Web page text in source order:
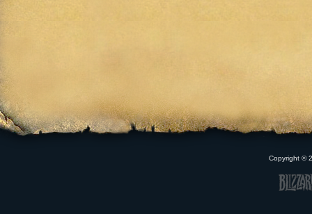
Copyright ©